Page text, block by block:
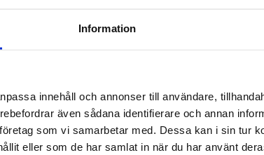
Information
innehåll och annonser till användare,
även sådana identifierare och annan
som vi samarbetar med. Dessa kan i sin tur
eller som de har samlat in när du har använt